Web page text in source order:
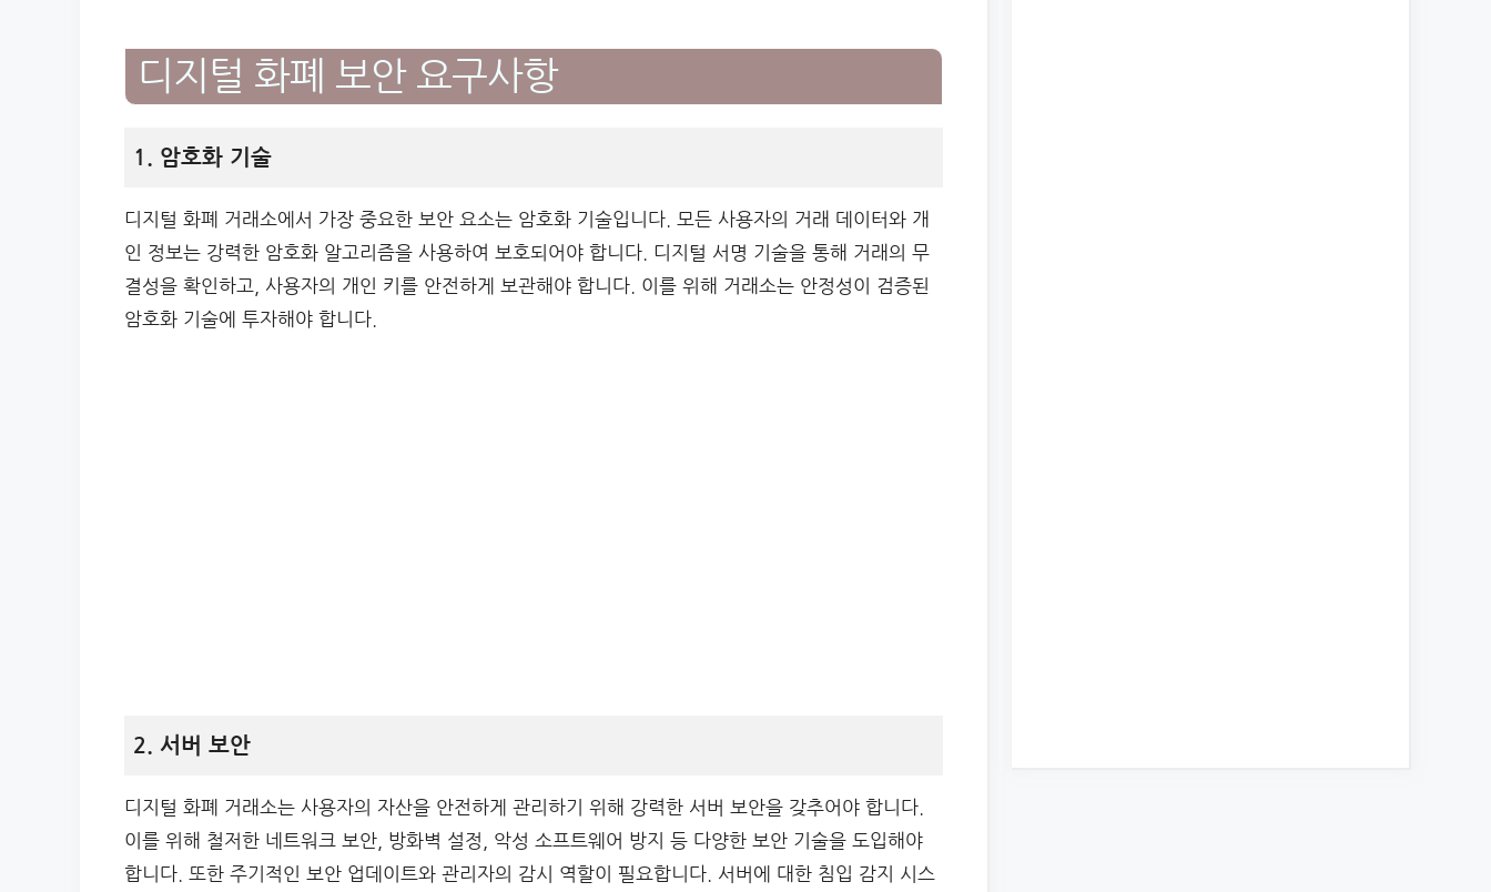
디지털 화폐 보안 요구사항
1. 암호화 기술
디지털 화폐 거래소에서 가장 중요한 보안 요소는 암호화 기술입니다. 모든 사용자의 거래 데이터와 개
인 정보는 강력한 암호화 알고리즘을 사용하여 보호되어야 합니다. 디지털 서명 기술을 통해 거래의 무
결성을 확인하고, 사용자의 개인 키를 안전하게 보관해야 합니다. 이를 위해 거래소는 안정성이 검증된
암호화 기술에 투자해야 합니다.
2. 서버 보안
디지털 화폐 거래소는 사용자의 자산을 안전하게 관리하기 위해 강력한 서버 보안을 갖추어야 합니다.
이를 위해 철저한 네트워크 보안, 방화벽 설정, 악성 소프트웨어 방지 등 다양한 보안 기술을 도입해야
합니다. 또한 주기적인 보안 업데이트와 관리자의 감시 역할이 필요합니다. 서버에 대한 침입 감지 시스